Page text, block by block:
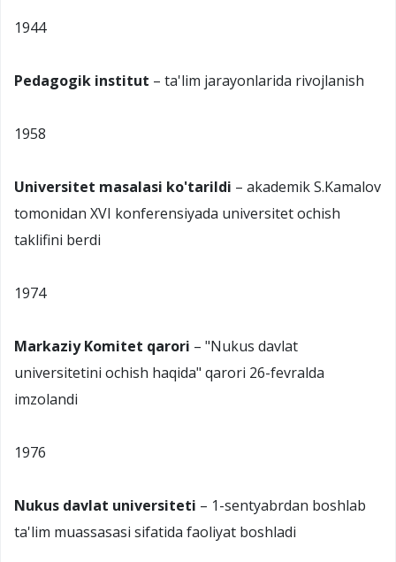
1944
Pedagogik institut – ta'lim jarayonlarida rivojlanish
1958
Universitet masalasi ko'tarildi – akademik S.Kamalov
tomonidan XVI konferensiyada universitet ochish
taklifini berdi
1974
Markaziy Komitet qarori – "Nukus davlat
universitetini ochish haqida" qarori 26-fevralda
imzolandi
1976
Nukus davlat universiteti – 1-sentyabrdan boshlab
ta'lim muassasasi sifatida faoliyat boshladi